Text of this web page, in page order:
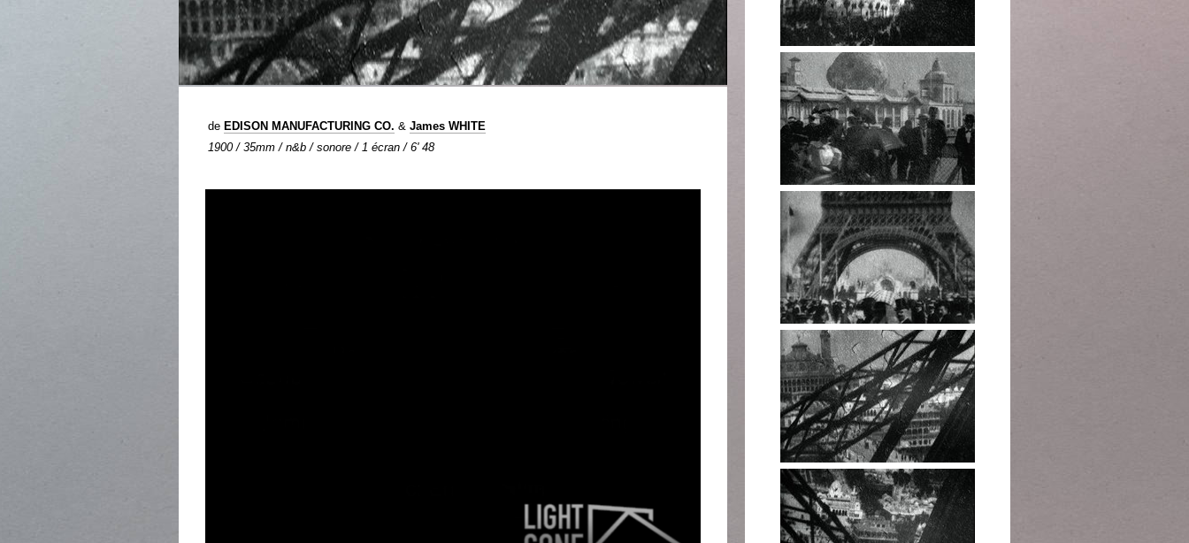
de EDISON MANUFACTURING CO. & James WHITE
1900 / 35mm / n&b / sonore / 1 écran / 6' 48